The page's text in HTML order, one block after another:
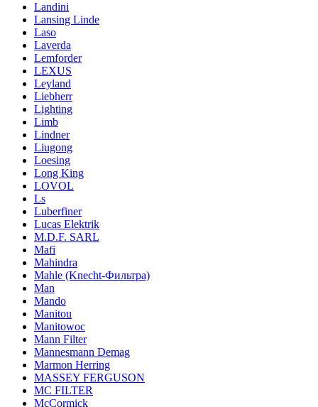
Landini
Lansing Linde
Laso
Laverda
Lemforder
LEXUS
Leyland
Liebherr
Lighting
Limb
Lindner
Liugong
Loesing
Long King
LOVOL
Ls
Luberfiner
Lucas Elektrik
M.D.F. SARL
Mafi
Mahindra
Mahle (Knecht-Фильтра)
Man
Mando
Manitou
Manitowoc
Mann Filter
Mannesmann Demag
Marmon Herring
MASSEY FERGUSON
MC FILTER
McCormick